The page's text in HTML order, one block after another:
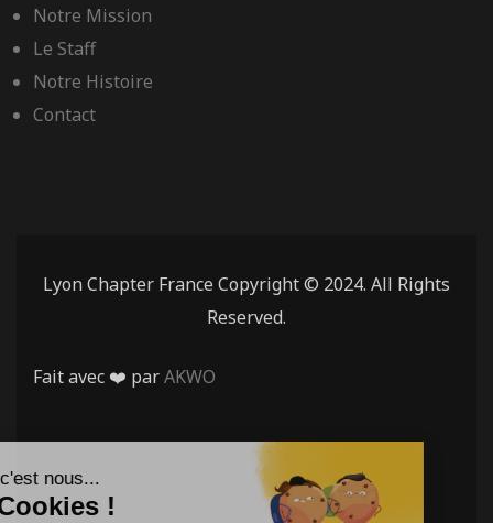
Notre Mission
Le Staff
Notre Histoire
Contact
Lyon Chapter France Copyright © 2024. All Rights
Reserved.
Fait avec ❤️ parAKWO